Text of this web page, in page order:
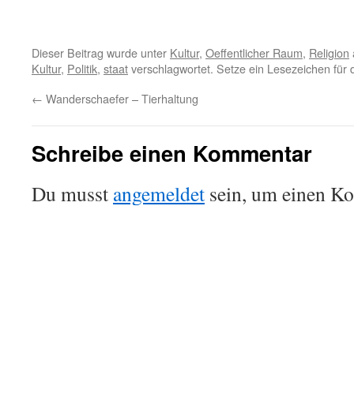
Dieser Beitrag wurde unter Kultur, Oeffentlicher Raum, Religion
Kultur, Politik, staatverschlagwortet. Setze ein Lesezeichen für
← Wanderschaefer – Tierhaltung
Schreibe einen Kommentar
Du musst angemeldet sein, um einen